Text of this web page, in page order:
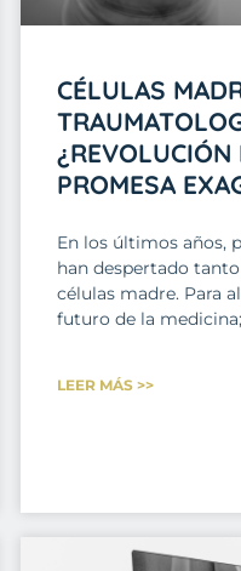
CÉLULAS
¿REVOLUCIÓN
PROMESA
En los últimos años,
han despertado
células madre. Para
futuro de la
LEER MÁS >>